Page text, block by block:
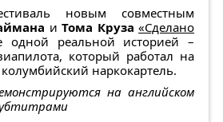
новым совместным
и Тома Круза «Сделано
одной реальной историей –
который работал на
наркокартель.
на английском